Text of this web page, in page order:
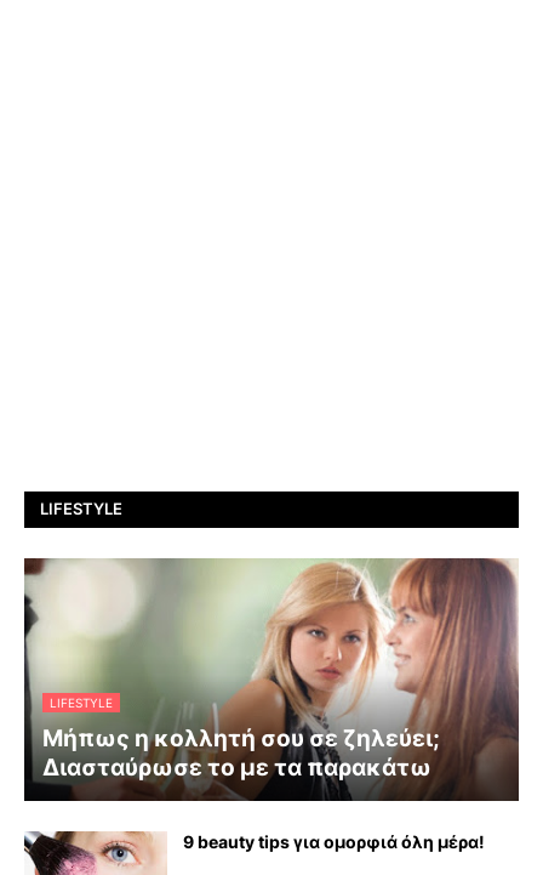
LIFESTYLE
LIFESTYLE
Μήπως η κολλητή σου σε ζηλεύει;
Διασταύρωσε το με τα παρακάτω
9 beauty tips για ομορφιά όλη μέρα!